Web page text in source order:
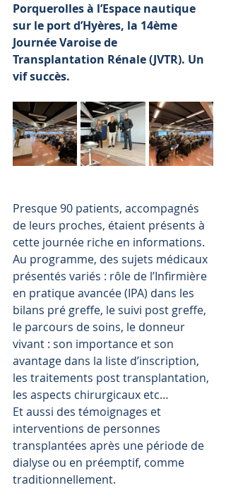
Porquerolles à l’Espace nautique
sur le port d’Hyères, la 14ème
Journée Varoise de
Transplantation Rénale (JVTR). Un
vif succès.
Presque 90 patients, accompagnés
de leurs proches, étaient présents à
cette journée riche en informations.
Au programme, des sujets médicaux
présentés variés : rôle de l’Infirmière
en pratique avancée (IPA) dans les
bilans pré greffe, le suivi post greffe,
le parcours de soins, le donneur
vivant : son importance et son
avantage dans la liste d’inscription,
les traitements post transplantation,
les aspects chirurgicaux etc…
Et aussi des témoignages et
interventions de personnes
transplantées après une période de
dialyse ou en préemptif, comme
traditionnellement.